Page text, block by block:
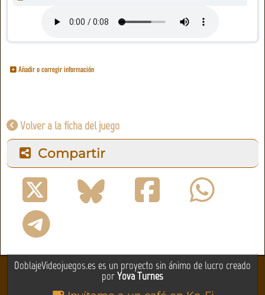
Añadir o corregir información
Volver a la ficha del juego
Compartir
DoblajeVideojuegos.es es un proyecto sin ánimo de lucro creado
porYova Turnes